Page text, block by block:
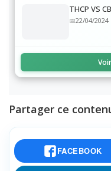
THCP VS
22/04/2024
Partager ce
FACEBOOK